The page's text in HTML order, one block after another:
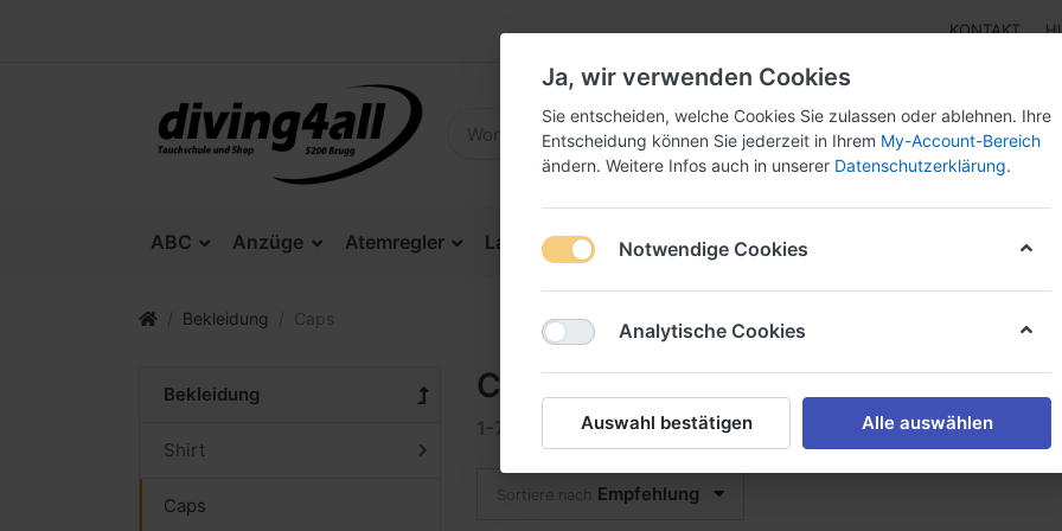
KONTAKT
ABC Anzüge Atemregler Lampen Instrumente Schnäppchenecke
Bekleidung Caps
Bekleidung
Shirt
Caps
Caps
1-7
Sortiere nach Empfehlung
Ja, wir verwenden Cookies
Sie entscheiden, welche Cookies Sie zulassen oder ablehnen. Ihre
Entscheidung können Sie jederzeit in Ihrem My-Account-Bereich
ändern. Weitere Infos auch in unserer Datenschutzerklärung.
Notwendige Cookies
Analytische Cookies
Auswahl bestätigen Alle auswählen